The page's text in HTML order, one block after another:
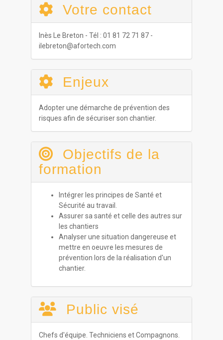
Votre contact
Inès Le Breton - Tél : 01 81 72 71 87 -
ilebreton@afortech.com
Enjeux
Adopter une démarche de prévention des
risques afin de sécuriser son chantier.
Objectifs de la
formation
Intégrer les principes de Santé et
Sécurité au travail.
Assurer sa santé et celle des autres sur
les chantiers
Analyser une situation dangereuse et
mettre en oeuvre les mesures de
prévention lors de la réalisation d'un
chantier.
Public visé
Chefs d'équipe. Techniciens et Compagnons.